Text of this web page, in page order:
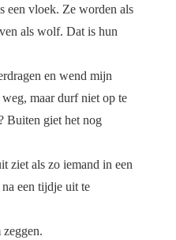
een vloek. Ze worden als
als wolf. Dat is hun
en wend mijn
maar durf niet op te
Buiten giet het nog
ziet als zo iemand in een
een tijdje uit te
zeggen.